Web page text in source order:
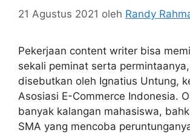
21 Agustus 2021 oleh Randy
Pekerjaan content writer bisa
sekali peminat serta
disebutkan oleh Ignatius Untung,
Asosiasi E-Commerce Indonesia.
banyak kalangan mahasiswa,
SMA yang mencoba